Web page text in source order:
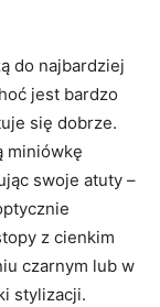
do najbardziej
jest bardzo
się dobrze.
miniówkę
swoje atuty –
z cienkim
czarnym lub w
stylizacji.